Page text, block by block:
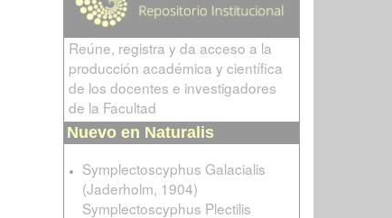
Reúne, registra y da acceso a la
producción académica y científica
de los docentes e investigadores
de la Facultad
Nuevo en Naturalis
Symplectoscyphus Galacialis
(Jaderholm, 1904)
Symplectoscyphus Plectilis